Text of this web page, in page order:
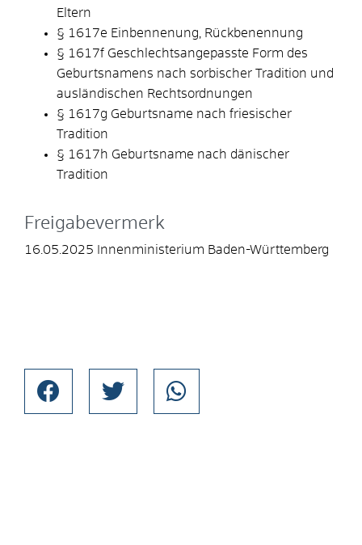
Eltern
§ 1617e Einbennenung, Rückbenennung
§ 1617f Geschlechtsangepasste Form des
Geburtsnamens nach sorbischer Tradition und
ausländischen Rechtsordnungen
§ 1617g Geburtsname nach friesischer
Tradition
§ 1617h Geburtsname nach dänischer
Tradition
Freigabevermerk
16.05.2025 Innenministerium Baden-Württemberg